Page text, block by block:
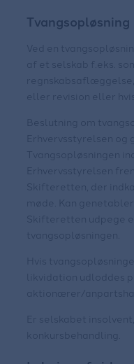
Tvangsopløsning
Ved en
af et selskab f.eks.
eller revision eller
Beslutning om
Erhvervsstyrelsen
Tvangsopløsningen
Erhvervsstyrelsen
Skifteretten, der
møde. Kan
Skifteretten udpege
tvangsopløsningen.
Hvis
likvidation udloddes
aktionærer/
Er selskabet
konkursbehandling.